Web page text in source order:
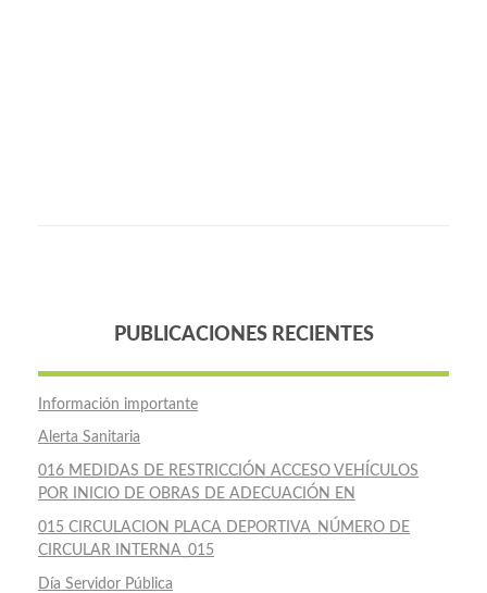
PUBLICACIONES RECIENTES
Información importante
Alerta Sanitaria
016 MEDIDAS DE RESTRICCIÓN ACCESO VEHÍCULOS
POR INICIO DE OBRAS DE ADECUACIÓN EN
015 CIRCULACION PLACA DEPORTIVA_NÚMERO DE
CIRCULAR INTERNA_015
Día Servidor Pública